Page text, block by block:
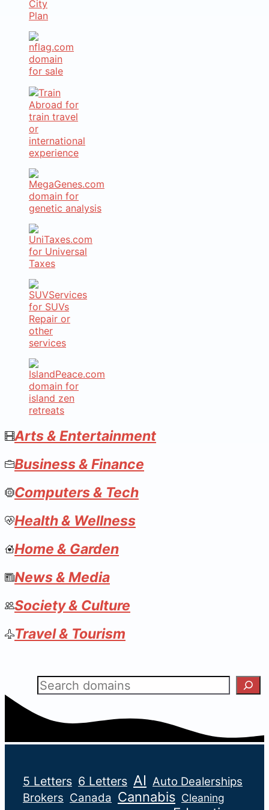
Arts & Entertainment
Business & Finance
Computers & Tech
Health & Wellness
Home & Garden
News & Media
Society & Culture
Travel & Tourism
5 Letters 6 Letters AI Auto Dealerships
Brokers Canada Cannabis Cleaning